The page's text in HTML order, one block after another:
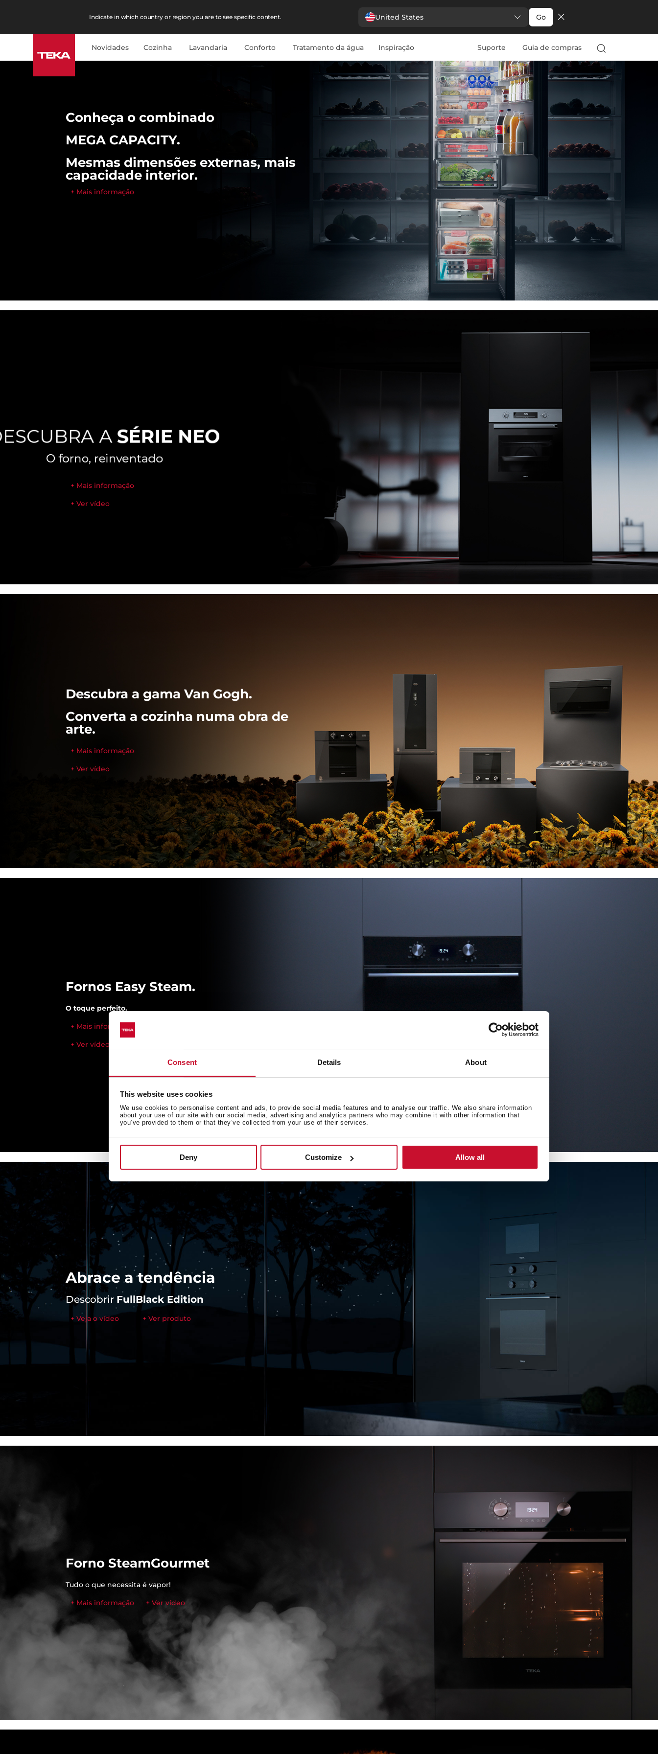
Consent Details About
This website uses cookies
We use cookies to personalise content and ads, to provide social media features and to analyse our traffic. We also share information
about your use of our site with our social media, advertising and analytics partners who may combine it with other information that
you’ve provided to them or that they’ve collected from your use of their services.
Deny Customize Allow all
Indicate in which country or region you are to see specific content. United States Go
Novidades Cozinha Lavandaria Conforto Tratamento da água Inspiração Suporte Guia de compras
Conheça o combinado
MEGA CAPACITY.
Mesmas dimensões externas, mais
capacidade interior.
+ Mais informação
+ Mais informação
+ Ver vídeo
Descubra a gama Van Gogh.
Converta a cozinha numa obra de
arte.
+ Mais informação
+ Ver vídeo
Fornos Easy Steam.
O toque perfeito.
+ Mais informação
+ Ver vídeo
Abrace a tendência
Descobrir FullBlack Edition
+ Veja o vídeo + Ver produto
Forno SteamGourmet
Tudo o que necessita é vapor!
+ Mais informação + Ver vídeo